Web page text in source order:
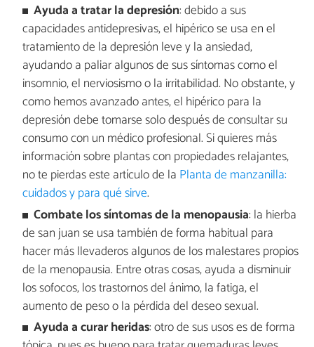
Ayuda a tratar la depresión: debido a sus
capacidades antidepresivas, el hipérico se usa en el
tratamiento de la depresión leve y la ansiedad,
ayudando a paliar algunos de sus síntomas como el
insomnio, el nerviosismo o la irritabilidad. No obstante, y
como hemos avanzado antes, el hipérico para la
depresión debe tomarse solo después de consultar su
consumo con un médico profesional. Si quieres más
información sobre plantas con propiedades relajantes,
no te pierdas este artículo de la Planta de manzanilla:
cuidados y para qué sirve.
Combate los síntomas de la menopausia: la hierba
de san juan se usa también de forma habitual para
hacer más llevaderos algunos de los malestares propios
de la menopausia. Entre otras cosas, ayuda a disminuir
los sofocos, los trastornos del ánimo, la fatiga, el
aumento de peso o la pérdida del deseo sexual.
Ayuda a curar heridas: otro de sus usos es de forma